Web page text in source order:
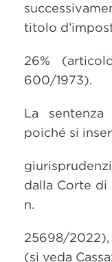
titolo
26%
600/1973).
La
poiché si
dalla Corte di
n.
25698/
(si veda